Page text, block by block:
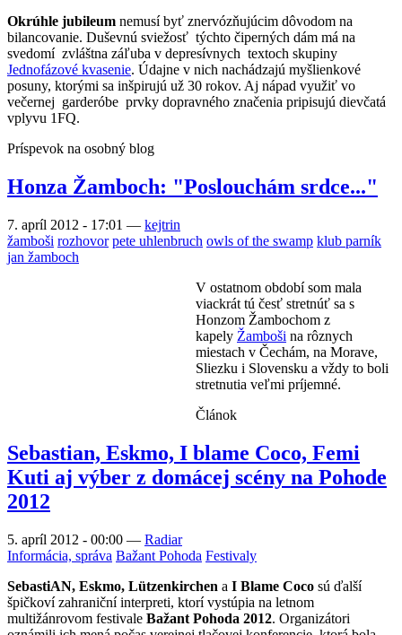
Okrúhle jubileum nemusí byť znervózňujúcim dôvodom na
bilancovanie. Duševnú sviežosť týchto čiperných dám má na
svedomí zvláštna záľuba v depresívnych textoch skupiny
Jednofázové kvasenie. Údajne v nich nachádzajú myšlienkové
posuny, ktorými sa inšpirujú už 30 rokov. Aj nápad využiť vo
večernej garderóbe prvky dopravného značenia pripisujú dievčatá
vplyvu 1FQ.
Príspevok na osobný blog
Honza Žamboch: "Poslouchám srdce..."
7. apríl 2012 - 17:01 — kejtrin
žamboši rozhovor pete uhlenbruch owls of the swamp klub parník
jan žamboch
V ostatnom období som mala
viackrát tú česť stretnúť sa s
Honzom Žambochom z
kapely Žamboši na rôznych
miestach v Čechám, na Morave,
Sliezku i Slovensku a vždy to boli
stretnutia veľmi príjemné.
Článok
Sebastian, Eskmo, I blame Coco, Femi
Kuti aj výber z domácej scény na Pohode
2012
5. apríl 2012 - 00:00 — Radiar
Informácia, správa Bažant Pohoda Festivaly
SebastiAN, Eskmo, Lützenkirchen a I Blame Coco sú ďalší
špičkoví zahraniční interpreti, ktorí vystúpia na letnom
multižánrovom festivale Bažant Pohoda 2012. Organizátori